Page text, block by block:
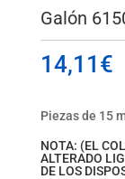
Galón
14,11 €
Piezas de 15
NOTA: (EL
ALTERADO
DE LOS